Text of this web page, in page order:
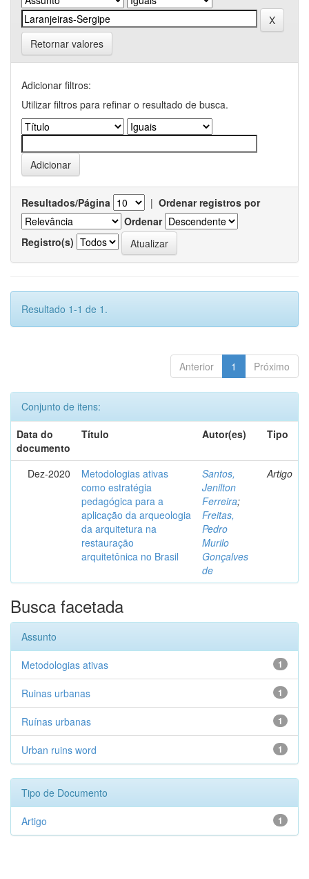
Retornar valores
Adicionar filtros:
Utilizar filtros para refinar o resultado de busca.
Resultados/Página | Ordenar registros por
Ordenar
Registro(s)
Resultado 1-1 de 1.
Anterior 1 Próximo
Conjunto de itens:
Data do
documento
Título Autor(es) Tipo
Dez-2020
Metodologias ativas
como estratégia
pedagógica para a
aplicação da arqueologia
da arquitetura na
restauração
arquitetônica no Brasil
Santos,
Jenilton
Ferreira;
Freitas,
Pedro
Murilo
Gonçalves
de
Artigo
Busca facetada
Assunto
1
Metodologias ativas
1
Ruinas urbanas
1
Ruínas urbanas
1
Urban ruins word
Tipo de Documento
1
Artigo